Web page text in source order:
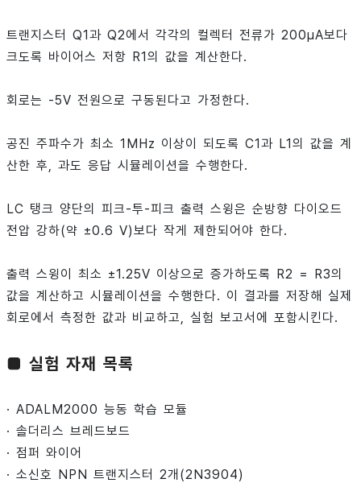
트랜지스터 Q1과 Q2에서 각각의 컬렉터 전류가 200μA보다
크도록 바이어스 저항 R1의 값을 계산한다.
회로는 -5V 전원으로 구동된다고 가정한다.
공진 주파수가 최소 1MHz 이상이 되도록 C1과 L1의 값을 계
산한 후, 과도 응답 시뮬레이션을 수행한다.
LC 탱크 양단의 피크-투-피크 출력 스윙은 순방향 다이오드
전압 강하(약 ±0.6 V)보다 작게 제한되어야 한다.
출력 스윙이 최소 ±1.25V 이상으로 증가하도록 R2 = R3의
값을 계산하고 시뮬레이션을 수행한다. 이 결과를 저장해 실제
회로에서 측정한 값과 비교하고, 실험 보고서에 포함시킨다.
■ 실험 자재 목록
· ADALM2000 능동 학습 모듈
· 솔더리스 브레드보드
· 점퍼 와이어
· 소신호 NPN 트랜지스터 2개(2N3904)